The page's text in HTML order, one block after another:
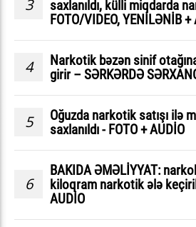
3
saxlanıldı, külli miqdarda
FOTO/VIDEO, YENİLƏNİB +
4
Narkotik bəzən sinif
girir – SƏRKƏRDƏ
5
Oğuzda narkotik satışı ilə
saxlanıldı - FOTO + AUDİO
6
BAKIDA ƏMƏLİYYAT:
kiloqram narkotik ələ
AUDİO